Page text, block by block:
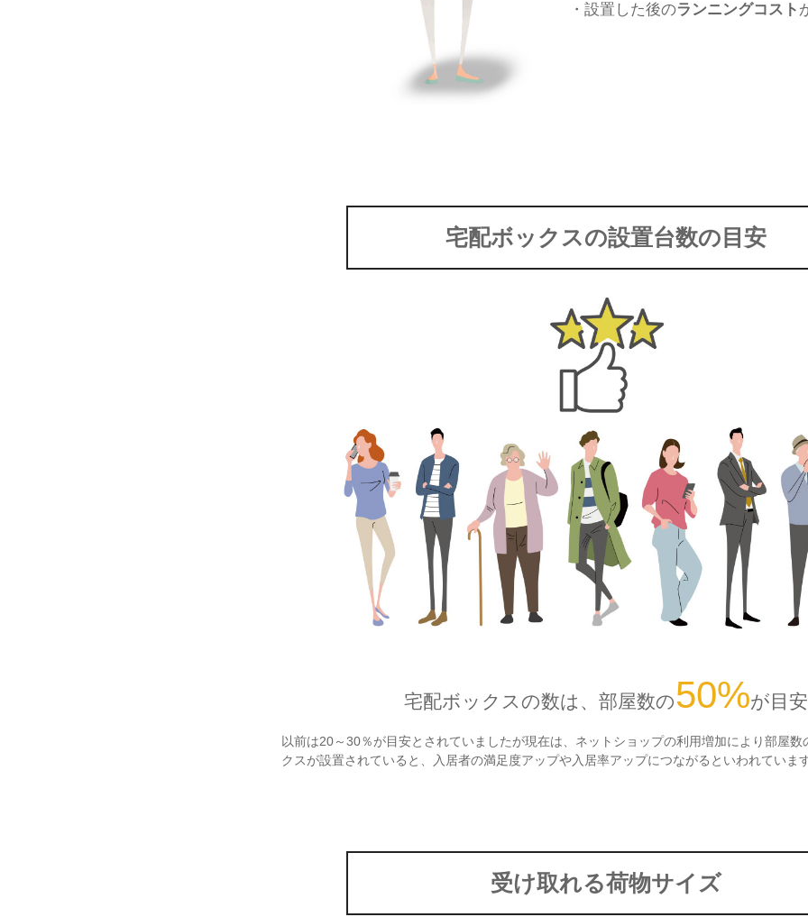
・設置した後のランニングコスト
宅配ボックスの設置台数の目安
宅配ボックスの数は、部屋数の50%が目安
以前は20～30％が目安とされていましたが現在は、ネットショップの利用増加により部屋数
クスが設置されていると、入居者の満足度アップや入居率アップにつながるといわれています
受け取れる荷物サイズ